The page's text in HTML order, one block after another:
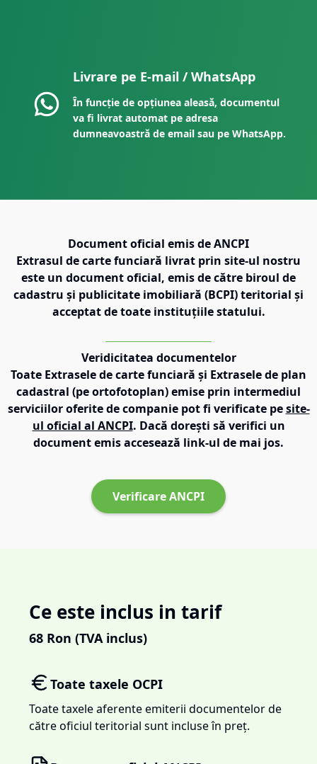
Livrare pe E-mail / WhatsApp
În funcție de opțiunea aleasă, documentul
va fi livrat automat pe adresa
dumneavoastră de email sau pe WhatsApp.
Document oficial emis de ANCPI
Extrasul de carte funciară livrat prin site-ul nostru
este un document oficial, emis de către biroul de
cadastru și publicitate imobiliară (BCPI) teritorial și
acceptat de toate instituțiile statului.
Veridicitatea documentelor
Toate Extrasele de carte funciară și Extrasele de plan
cadastral (pe ortofotoplan) emise prin intermediul
serviciilor oferite de companie pot fi verificate pe site-
ul oficial al ANCPI. Dacă dorești să verifici un
document emis accesează link-ul de mai jos.
Verificare ANCPI
Ce este inclus in tarif
68 Ron (TVA inclus)
Toate taxele OCPI
Toate taxele aferente emiterii documentelor de
către oficiul teritorial sunt incluse în preț.